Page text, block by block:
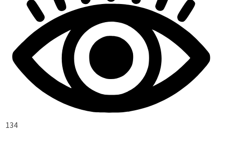
134